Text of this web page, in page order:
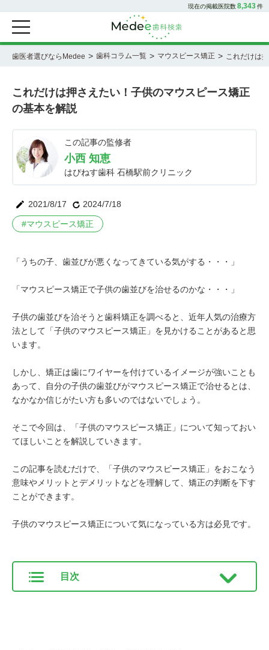
現在の掲載医院数8,343件
歯医者選びならMedee > 歯科コラム一覧 > マウスピース矯正 > これだけは
これだけは押さえたい！子供のマウスピース矯正
の基本を解説
この記事の監修者
小西 知恵
はぴねす歯科 石橋駅前クリニック
2021/8/17 2024/7/18
#マウスピース矯正
「うちの子、歯並びが悪くなってきている気がする・・・」
「マウスピース矯正で子供の歯並びを治せるのかな・・・」
子供の歯並びを治そうと歯科矯正を調べると、近年人気の治療方
法として「子供のマウスピース矯正」を見かけることがあると思
います。
しかし、矯正は歯にワイヤーを付けているイメージが強いことも
あって、自分の子供の歯並びがマウスピース矯正で治せるとは、
なかなか信じがたい方も多いのではないでしょう。
そこで今回は、「子供のマウスピース矯正」について知っておい
てほしいことを解説していきます。
この記事を読むだけで、「子供のマウスピース矯正」をおこなう
意味やメリットとデメリットなどを理解して、矯正の判断を下す
ことができます。
子供のマウスピース矯正について気になっている方は必見です。
目次